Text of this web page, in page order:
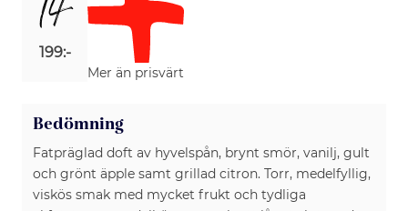
14
199:-
Mer än prisvärt
Bedömning
Fatpräglad doft av hyvelspån, brynt smör, vanilj, gult
och grönt äpple samt grillad citron. Torr, medelfyllig,
viskös smak med mycket frukt och tydliga